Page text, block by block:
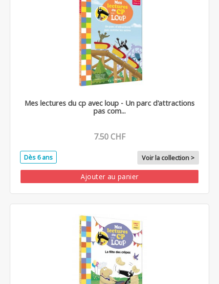
Mes lectures du cp avec loup - Un parc d'attractions
pas com...
7.50 CHF
Dès 6 ans Voir la collection >
Ajouter au panier